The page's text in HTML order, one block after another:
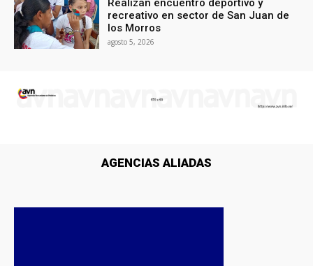
Realizan encuentro deportivo y
recreativo en sector de San Juan de
los Morros
agosto 5, 2026
AGENCIAS ALIADAS